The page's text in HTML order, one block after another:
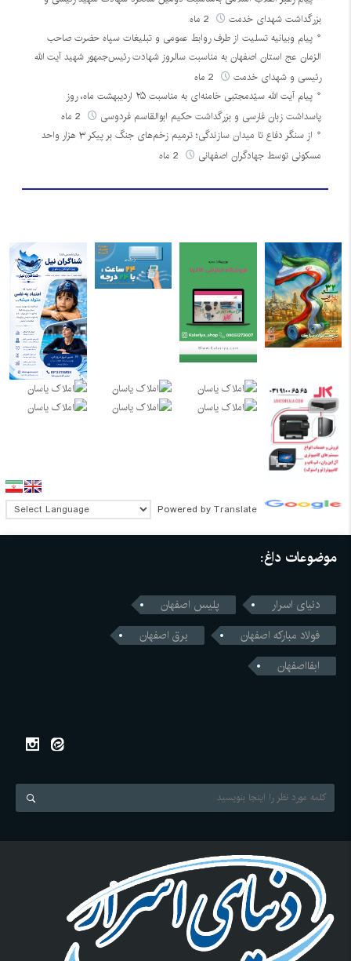
بزرگداشت شهدای خدمت
پیام وبیانیه تسلیت از طرف روابط عمومی و تبلیغات سپاه حضرت صاحب
الزمان عج استان اصفهان به مناسبت سالروز شهادت رئیس‌جمهور شهید آیت الله
رئیسی و شهدای خدمت
پیام آیت الله سیّدمجتبی خامنه‌ای به مناسبت ۲۵ اردیبهشت ماه، روز
پاسداشت زبان فارسی و بزرگداشت حکیم ابوالقاسم فردوسی
از سنگر دفاع تا میدان سازندگی؛ ترمیم زخم‌های جنگ بر پیکر ۳ هزار واحد
مسکونی توسط جهادگران اصفهانی
Powered by Translate
موضوعات داغ:
دنیای اسرار
پلیس اصفهان
فولاد مبارکه اصفهان
برق اصفهان
ابفااصفهان